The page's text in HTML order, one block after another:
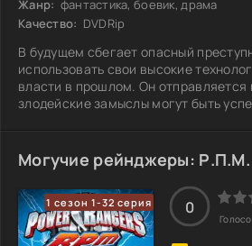
Жанр: фантастика, боевик, драма
Качество: DVDRip
В будущем сбегает опасный
использовать свои высокие
власти в прошлом. Он отправляется
злодейские замыслы могут быть
спецназовцев, готовых на всё ради
времени. Они вооружены не только
оружием, но и решимостью
преступника становится
которая должна преодолеть
Могучие рейнджеры: Р.П.М.
1 сезон 1-32 серия 0